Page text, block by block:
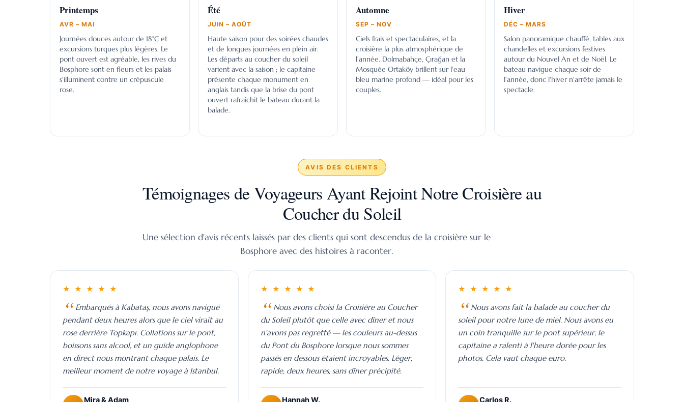
Printemps
AVR – MAI
Journées douces autour de 18°C et
excursions turques plus légères. Le
pont ouvert est agréable, les rives du
Bosphore sont en fleurs et les palais
s'illuminent contre un crépuscule
rose.
Été
JUIN – AOÛT
Haute saison pour des soirées chaudes
et de longues journées en plein air.
Les départs au coucher du soleil
varient avec la saison ; le capitaine
présente chaque monument en
anglais tandis que la brise du pont
ouvert rafraîchit le bateau durant la
balade.
Automne
SEP – NOV
Ciels frais et spectaculaires, et la
croisière la plus atmosphérique de
l'année. Dolmabahçe, Çırağan et la
Mosquée Ortaköy brillent sur l'eau
bleu marine profond — idéal pour les
couples.
Hiver
DÉC – MARS
Salon panoramique chauffé, tables aux
chandelles et excursions festives
autour du Nouvel An et de Noël. Le
bateau navigue chaque soir de
l'année, donc l'hiver n'arrête jamais le
spectacle.
AVIS DES CLIENTS
Témoignages de Voyageurs Ayant Rejoint Notre Croisière au
Coucher du Soleil
Une sélection d'avis récents laissés par des clients qui sont descendus de la croisière sur le
Bosphore avec des histoires à raconter.
★ ★ ★ ★ ★
Embarqués à Kabataş, nous avons navigué
pendant deux heures alors que le ciel virait au
rose derrière Topkapı. Collations sur le pont,
boissons sans alcool, et un guide anglophone
en direct nous montrant chaque palais. Le
meilleur moment de notre voyage à Istanbul.
Mira & Adam
★ ★ ★ ★ ★
Nous avons choisi la Croisière au Coucher
du Soleil plutôt que celle avec dîner et nous
n'avons pas regretté — les couleurs au-dessus
du Pont du Bosphore lorsque nous sommes
passés en dessous étaient incroyables. Léger,
rapide, deux heures, sans dîner précipité.
Hannah W.
★ ★ ★ ★ ★
Nous avons fait la balade au coucher du
soleil pour notre lune de miel. Nous avons eu
un coin tranquille sur le pont supérieur, le
capitaine a ralenti à l'heure dorée pour les
photos. Cela vaut chaque euro.
Carlos R.
Croisière sur le Bosphore À ropos de nous Le Contact Questions Fréquemment Posées